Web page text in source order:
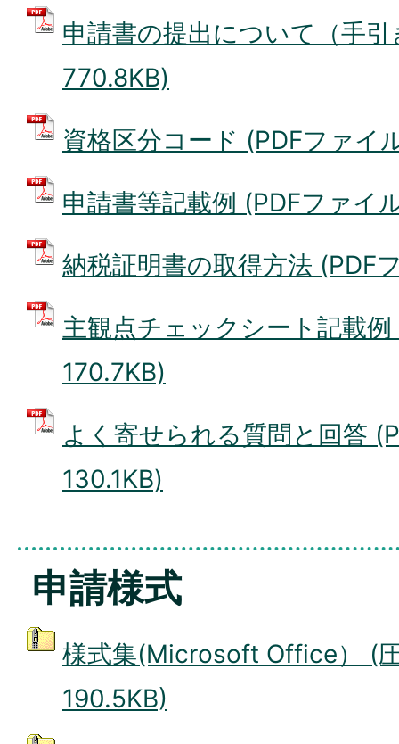
申請書の提出について（手
770.8KB)
資格区分コード (PDFファイ
申請書等記載例 (PDFファイ
納税証明書の取得方法 (PDF
主観点チェックシート記載
170.7KB)
よく寄せられる質問と回答
130.1KB)
申請様式
様式集(Microsoft Office） (
190.5KB)